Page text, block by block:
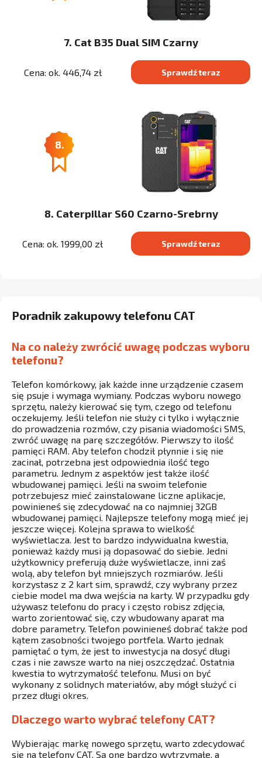
7. Cat B35 Dual SIM Czarny
Cena: ok. 446,74 zł Sprawdź teraz
8.
8. Caterpillar S60 Czarno-Srebrny
Cena: ok. 1999,00 zł Sprawdź teraz
Poradnik zakupowy telefonu CAT
Na co należy zwrócić uwagę podczas wyboru
telefonu?
Telefon komórkowy, jak każde inne urządzenie czasem
się psuje i wymaga wymiany. Podczas wyboru nowego
sprzętu, należy kierować się tym, czego od telefonu
oczekujemy. Jeśli telefon nie służy ci tylko i wyłącznie
do prowadzenia rozmów, czy pisania wiadomości SMS,
zwróć uwagę na parę szczegółów. Pierwszy to ilość
pamięci RAM. Aby telefon chodził płynnie i się nie
zacinał, potrzebna jest odpowiednia ilość tego
parametru. Jednym z aspektów jest także ilość
wbudowanej pamięci. Jeśli na swoim telefonie
potrzebujesz mieć zainstalowane liczne aplikacje,
powinieneś się zdecydować na co najmniej 32GB
wbudowanej pamięci. Najlepsze telefony mogą mieć jej
jeszcze więcej. Kolejna sprawa to wielkość
wyświetlacza. Jest to bardzo indywidualna kwestia,
ponieważ każdy musi ją dopasować do siebie. Jedni
użytkownicy preferują duże wyświetlacze, inni zaś
wolą, aby telefon był mniejszych rozmiarów. Jeśli
korzystasz z 2 kart sim, sprawdź, czy wybrany przez
ciebie model ma dwa wejścia na karty. W przypadku gdy
używasz telefonu do pracy i często robisz zdjęcia,
warto zorientować się, czy wbudowany aparat ma
dobre parametry. Telefon powinieneś dobrać także pod
kątem zasobności twojego portfela. Warto jednak
pamiętać o tym, że jest to inwestycja na dosyć długi
czas i nie zawsze warto na niej oszczędzać. Ostatnia
kwestia to wytrzymałość telefonu. Musi on być
wykonany z solidnych materiałów, aby mógł służyć ci
przez długi okres.
Dlaczego warto wybrać telefony CAT?
Wybierając markę nowego sprzętu, warto zdecydować
się na telefony CAT. Są one bardzo wytrzymałe, a